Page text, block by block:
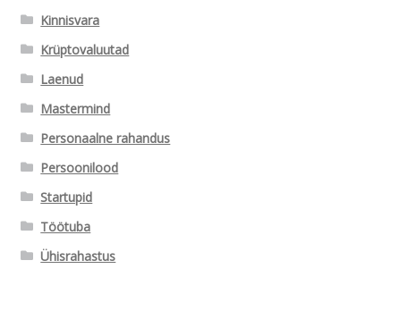
Kinnisvara
Krüptovaluutad
Laenud
Mastermind
Personaalne rahandus
Persoonilood
Startupid
Töötuba
Ühisrahastus